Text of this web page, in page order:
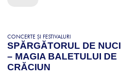
CONCERTE ȘI FESTIVALURI
SPĂRGĂTORUL DE NUCI
– MAGIA BALETULUI DE
CRĂCIUN